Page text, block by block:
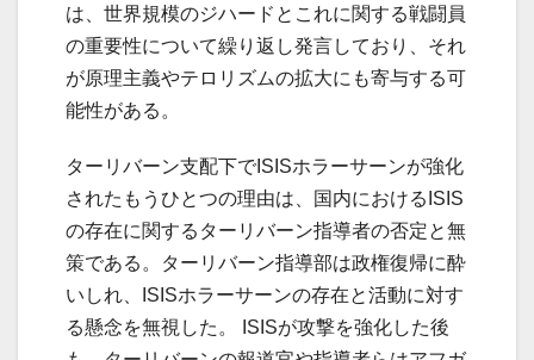
は、世界規模のジハードとこれに関する戦闘員
の重要性について繰り返し発言しており、それ
が原理主義やテロリズムの拡大にも寄与する可
能性がある。
ターリバーン支配下でISISホラーサーンが強化
されたもうひとつの理由は、国内におけるISIS
の存在に関するターリバーン指導者の否定と無
策である。ターリバーン指導部は政権復帰に酔
いしれ、ISISホラーサーンの存在と活動に対す
る懸念を無視した。 ISISが攻撃を強化した後